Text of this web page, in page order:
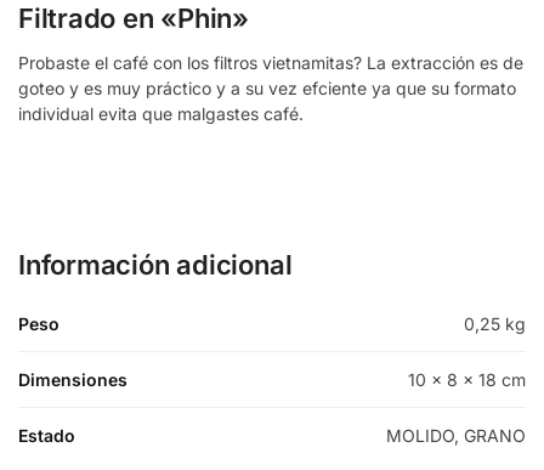
Filtrado en «Phin»
Probaste el café con los filtros vietnamitas? La extracción es de
goteo y es muy práctico y a su vez efciente ya que su formato
individual evita que malgastes café.
Información adicional
Peso 0,25 kg
Dimensiones 10 × 8 × 18 cm
Estado MOLIDO, GRANO